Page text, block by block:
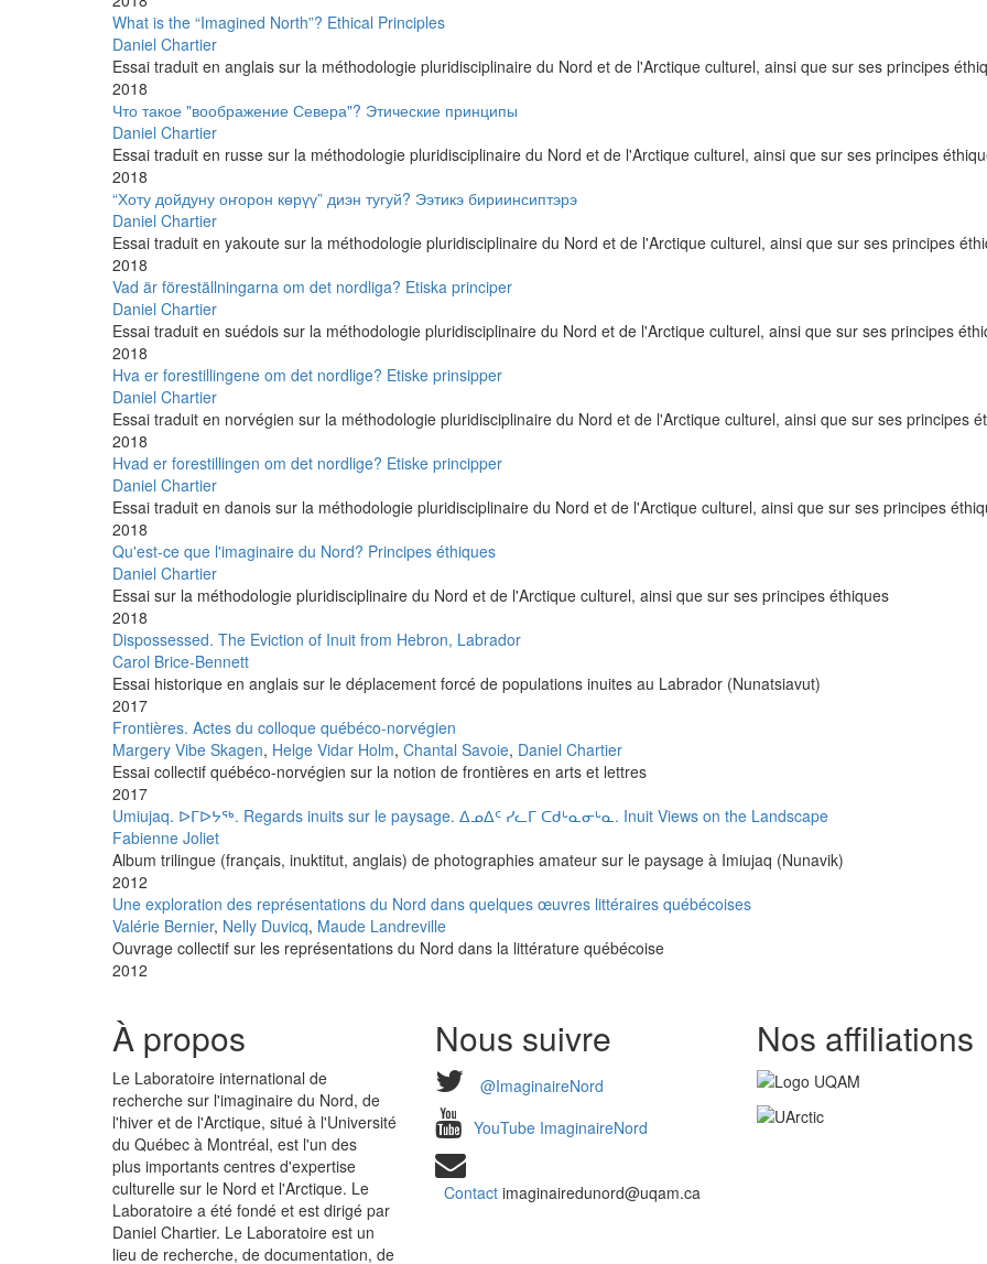
What is the “Imagined North”? Ethical Principles
Daniel Chartier
Essai traduit en anglais sur la méthodologie pluridisciplinaire du Nord et de l'Arctique culturel, ainsi que sur ses principes
2018
Что такое "воображение Севера"? Этические принципы
Daniel Chartier
Essai traduit en russe sur la méthodologie pluridisciplinaire du Nord et de l'Arctique culturel, ainsi que sur ses principes
2018
“Хоту дойдуну оҥорон көрүү” диэн тугуй? Ээтикэ бириинсиптэрэ
Daniel Chartier
Essai traduit en yakoute sur la méthodologie pluridisciplinaire du Nord et de l'Arctique culturel, ainsi que sur ses principes
2018
Vad är föreställningarna om det nordliga? Etiska principer
Daniel Chartier
Essai traduit en suédois sur la méthodologie pluridisciplinaire du Nord et de l'Arctique culturel, ainsi que sur ses principes
2018
Hva er forestillingene om det nordlige? Etiske prinsipper
Daniel Chartier
Essai traduit en norvégien sur la méthodologie pluridisciplinaire du Nord et de l'Arctique culturel, ainsi que sur ses principes
2018
Hvad er forestillingen om det nordlige? Etiske principper
Daniel Chartier
Essai traduit en danois sur la méthodologie pluridisciplinaire du Nord et de l'Arctique culturel, ainsi que sur ses principes
2018
Qu'est-ce que l'imaginaire du Nord? Principes éthiques
Daniel Chartier
Essai sur la méthodologie pluridisciplinaire du Nord et de l'Arctique culturel, ainsi que sur ses principes éthiques
2018
Dispossessed. The Eviction of Inuit from Hebron, Labrador
Carol Brice-Bennett
Essai historique en anglais sur le déplacement forcé de populations inuites au Labrador (Nunatsiavut)
2017
Frontières. Actes du colloque québéco-norvégien
Margery Vibe Skagen, Helge Vidar Holm, Chantal Savoie, Daniel Chartier
Essai collectif québéco-norvégien sur la notion de frontières en arts et lettres
2017
Umiujaq. ᐅᒥᐅᔭᖅ. Regards inuits sur le paysage. ᐃᓄᐃᑦ ᓯᓚᒥ ᑕᑯᒡᓇᓂᒡᓇ. Inuit Views on the Landscape
Fabienne Joliet
Album trilingue (français, inuktitut, anglais) de photographies amateur sur le paysage à Imiujaq (Nunavik)
2012
Une exploration des représentations du Nord dans quelques œuvres littéraires québécoises
Valérie Bernier, Nelly Duvicq, Maude Landreville
Ouvrage collectif sur les représentations du Nord dans la littérature québécoise
2012
À propos
Le Laboratoire international de
recherche sur l'imaginaire du Nord, de
l'hiver et de l'Arctique, situé à l'Université
du Québec à Montréal, est l'un des
plus importants centres d'expertise
culturelle sur le Nord et l'Arctique. Le
Laboratoire a été fondé et est dirigé par
Daniel Chartier. Le Laboratoire est un
lieu de recherche, de documentation, de
Nous suivre
@ImaginaireNord
YouTube ImaginaireNord
Contactimaginairedunord@uqam.ca
Nos affiliations